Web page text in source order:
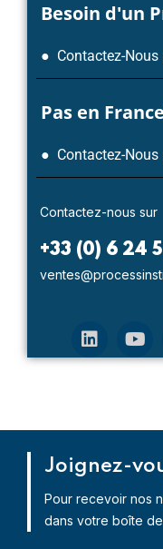
Besoin d'un
● Contactez-Nous
Pas en
● Contactez-Nous
Contactez-nous sur
+33 (0) 6 24
Joignez-
Pour recevoir nos
dans votre boîte